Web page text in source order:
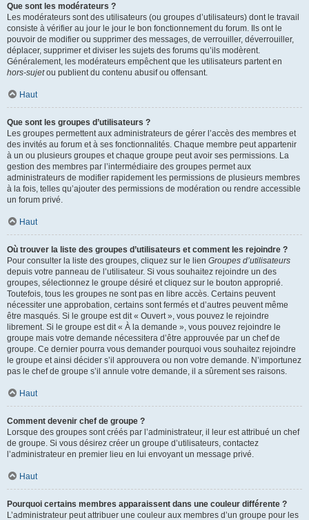
Que sont les modérateurs ?
Les modérateurs sont des utilisateurs (ou groupes d’utilisateurs) dont le travail
consiste à vérifier au jour le jour le bon fonctionnement du forum. Ils ont le
pouvoir de modifier ou supprimer des messages, de verrouiller, déverrouiller,
déplacer, supprimer et diviser les sujets des forums qu’ils modèrent.
Généralement, les modérateurs empêchent que les utilisateurs partent en
hors-sujetou publient du contenu abusif ou offensant.
Haut
Que sont les groupes d’utilisateurs ?
Les groupes permettent aux administrateurs de gérer l’accès des membres et
des invités au forum et à ses fonctionnalités. Chaque membre peut appartenir
à un ou plusieurs groupes et chaque groupe peut avoir ses permissions. La
gestion des membres par l’intermédiaire des groupes permet aux
administrateurs de modifier rapidement les permissions de plusieurs membres
à la fois, telles qu’ajouter des permissions de modération ou rendre accessible
un forum privé.
Haut
Où trouver la liste des groupes d’utilisateurs et comment les rejoindre ?
Pour consulter la liste des groupes, cliquez sur le lien Groupes d’utilisateurs
depuis votre panneau de l’utilisateur. Si vous souhaitez rejoindre un des
groupes, sélectionnez le groupe désiré et cliquez sur le bouton approprié.
Toutefois, tous les groupes ne sont pas en libre accès. Certains peuvent
nécessiter une approbation, certains sont fermés et d’autres peuvent même
être masqués. Si le groupe est dit « Ouvert », vous pouvez le rejoindre
librement. Si le groupe est dit « À la demande », vous pouvez rejoindre le
groupe mais votre demande nécessitera d’être approuvée par un chef de
groupe. Ce dernier pourra vous demander pourquoi vous souhaitez rejoindre
le groupe et ainsi décider s’il approuvera ou non votre demande. N’importunez
pas le chef de groupe s’il annule votre demande, il a sûrement ses raisons.
Haut
Comment devenir chef de groupe ?
Lorsque des groupes sont créés par l’administrateur, il leur est attribué un chef
de groupe. Si vous désirez créer un groupe d’utilisateurs, contactez
l’administrateur en premier lieu en lui envoyant un message privé.
Haut
Pourquoi certains membres apparaissent dans une couleur différente ?
L’administrateur peut attribuer une couleur aux membres d’un groupe pour les